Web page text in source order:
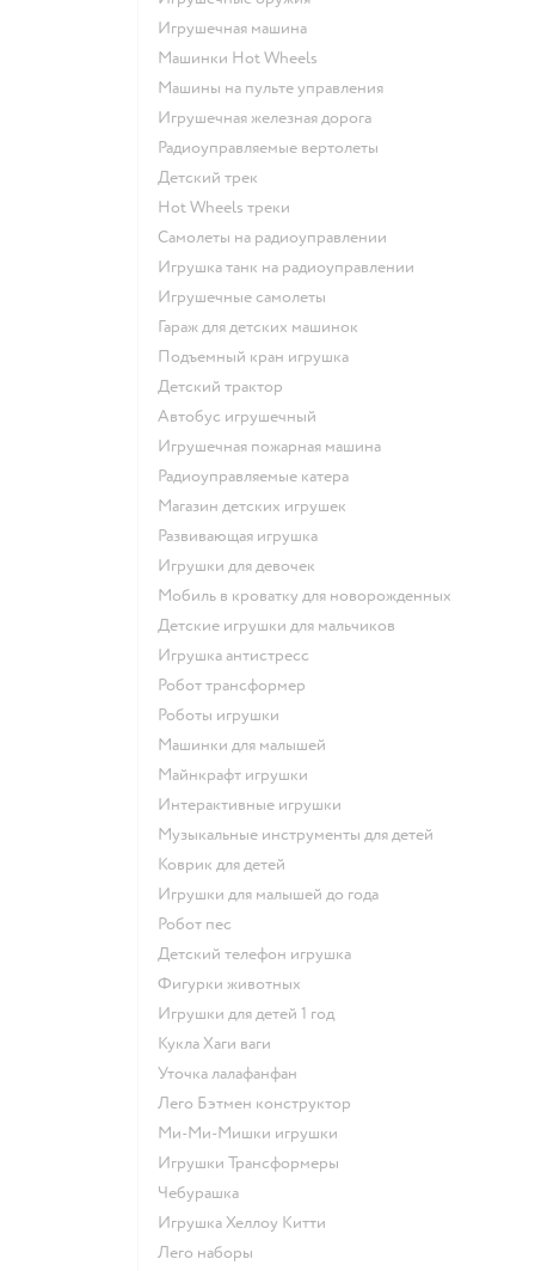
Игрушечная машина
Машинки Hot Wheels
Машины на пульте управления
Игрушечная железная дорога
Радиоуправляемые вертолеты
Детский трек
Hot Wheels треки
Самолеты на радиоуправлении
Игрушка танк на радиоуправлении
Игрушечные самолеты
Гараж для детских машинок
Подъемный кран игрушка
Детский трактор
Автобус игрушечный
Игрушечная пожарная машина
Радиоуправляемые катера
Магазин детских игрушек
Развивающая игрушка
Игрушки для девочек
Мобиль в кроватку для новорожденных
Детские игрушки для мальчиков
Игрушка антистресс
Робот трансформер
Роботы игрушки
Машинки для малышей
Майнкрафт игрушки
Интерактивные игрушки
Музыкальные инструменты для детей
Коврик для детей
Игрушки для малышей до года
Робот пес
Детский телефон игрушка
Фигурки животных
Игрушки для детей 1 год
Кукла Хаги ваги
Уточка лалафанфан
Лего Бэтмен конструктор
Ми-Ми-Мишки игрушки
Игрушки Трансформеры
Чебурашка
Игрушка Хеллоу Китти
Лего наборы